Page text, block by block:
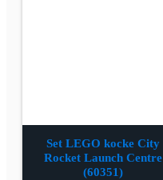
Set LEGO kocke City
Rocket Launch Centre
(60351)